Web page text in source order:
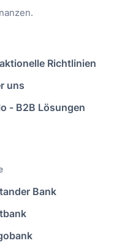
Richtlinien
uns
- B2B Lösungen
Bank